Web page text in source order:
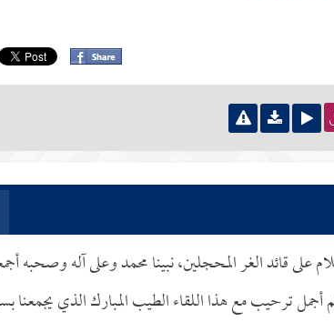
على قائد الغر المحجلين، نبينا محمد وعلى آله وصحبه
ترحيب مع هذا اللقاء الطيب المبارك الذي يجمعنا